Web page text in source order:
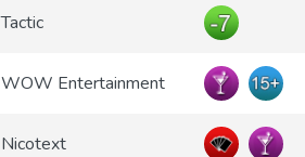
Tactic
WOW Entertainment
Nicotext